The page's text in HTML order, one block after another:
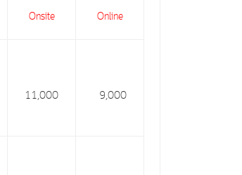
Onsite Online
11,000 9,000